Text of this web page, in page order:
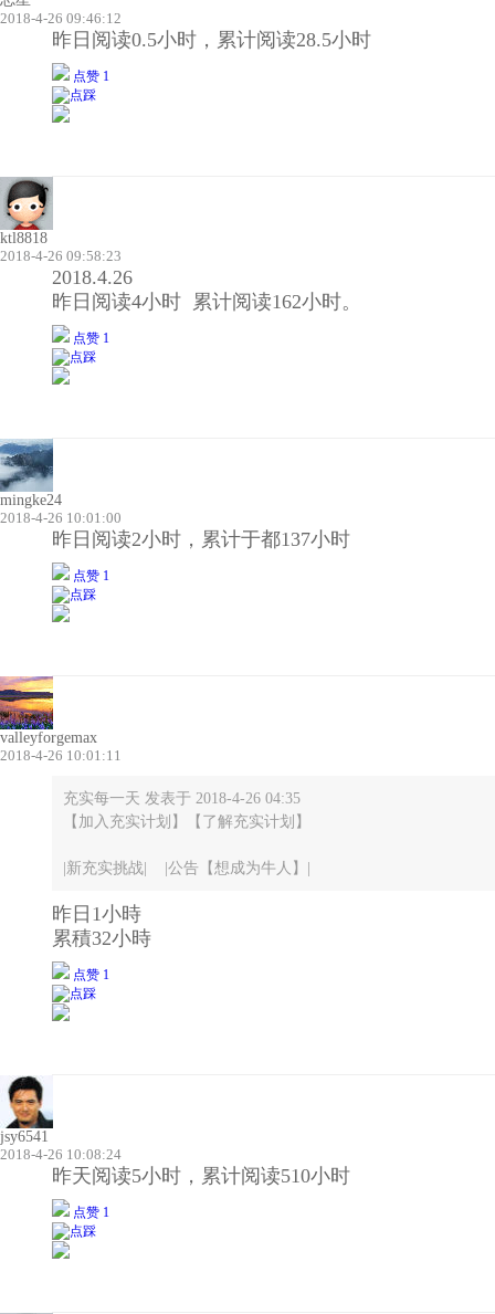
2018-4-26 09:46:12
昨日阅读0.5小时，累计阅读28.5小时
点赞 1
ktl8818
2018-4-26 09:58:23
2018.4.26
昨日阅读4小时 累计阅读162小时。
点赞 1
mingke24
2018-4-26 10:01:00
昨日阅读2小时，累计于都137小时
点赞 1
valleyforgemax
2018-4-26 10:01:11
充实每一天 发表于 2018-4-26 04:35
【加入充实计划】【了解充实计划】
|新充实挑战| |公告【想成为牛人】|
昨日1小時
累積32小時
点赞 1
jsy6541
2018-4-26 10:08:24
昨天阅读5小时，累计阅读510小时
点赞 1